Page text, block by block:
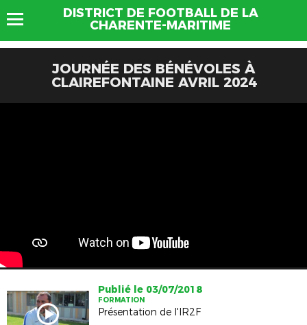
DISTRICT DE FOOTBALL DE LA
CHARENTE-MARITIME
JOURNÉE DES BÉNÉVOLES À
CLAIREFONTAINE AVRIL 2024
Publié le 03/07/2018
FORMATION
Présentation de l'IR2F